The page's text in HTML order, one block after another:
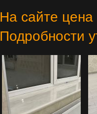
На сайте цена
Подробности